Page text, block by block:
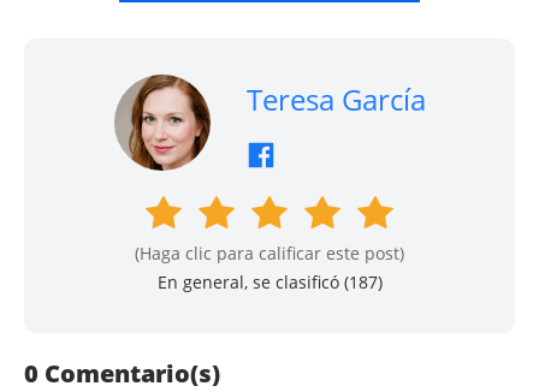
Teresa García
(Haga clic para calificar este post)
En general, se clasificó (187)
0 Comentario(s)